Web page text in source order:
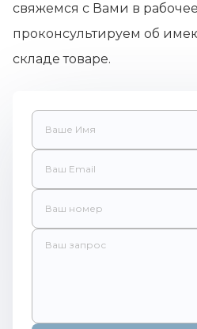
свяжемся с Вами в
проконсультируем об
складе товаре.